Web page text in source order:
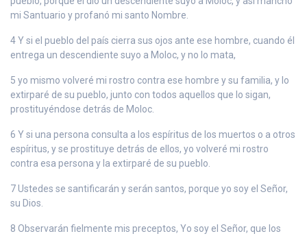
mi Santuario y profanó mi santo Nombre.
4 Y si el pueblo del país cierra sus ojos ante ese hombre, cuando él
entrega un descendiente suyo a Moloc, y no lo mata,
5 yo mismo volveré mi rostro contra ese hombre y su familia, y lo
extirparé de su pueblo, junto con todos aquellos que lo sigan,
prostituyéndose detrás de Moloc.
6 Y si una persona consulta a los espíritus de los muertos o a otros
espíritus, y se prostituye detrás de ellos, yo volveré mi rostro
contra esa persona y la extirparé de su pueblo.
7 Ustedes se santificarán y serán santos, porque yo soy el Señor,
su Dios.
8 Observarán fielmente mis preceptos, Yo soy el Señor, que los